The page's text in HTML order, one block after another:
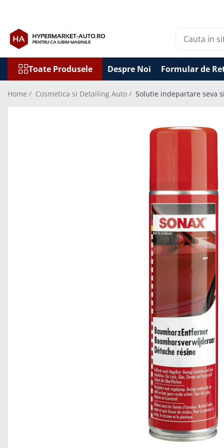
Toate Produsele
Accesorii auto obligatorii
Accesorii Iarna
Exterior Auto
Toate Produsele Despre Noi Formular de
Home / Cosmetica si Detailing Auto / Solutie indepartare seva